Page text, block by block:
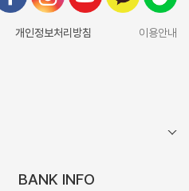
개인정보처리방침
이용안내
BANK INFO